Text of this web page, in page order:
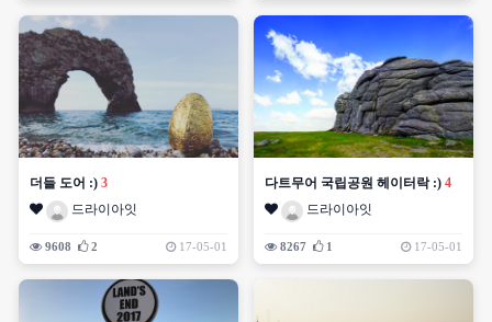
더들 도어 :) 3
드라이아잇
9608 2 17-05-01
다트무어 국립공원 헤이터락 :) 4
드라이아잇
8267 1 17-05-01